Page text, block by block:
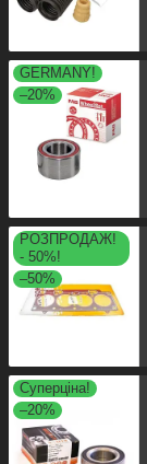
GERMANY!
–20%
РОЗПРОДАЖ!
- 50%!
–50%
Суперціна!
–20%